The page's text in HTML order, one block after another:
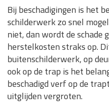
Bij beschadigingen is het
schilderwerk zo snel
niet, dan wordt de schade
herstelkosten straks op.
buitenschilderwerk, op
ook op de trap is het
beschadigd verf op de
uitglijden vergroten.